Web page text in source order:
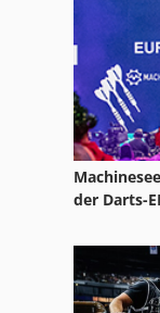
International
International
Kgs 1670
Klösschen
Ks 205
Lenkachse
der Darts-